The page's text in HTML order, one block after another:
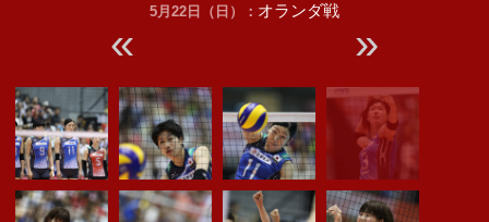
5月22日（日）： オランダ戦
« »